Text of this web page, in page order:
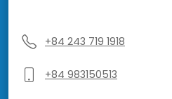
+84 243 719 1918
+84 983150513